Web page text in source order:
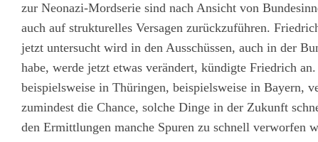
zur Neonazi-Mordserie sind nach Ansicht von
auch auf strukturelles Versagen zurückzuführen.
jetzt untersucht wird in den Ausschüssen, auch in der
habe, werde jetzt etwas verändert, kündigte Friedrich
beispielsweise in Thüringen, beispielsweise in Bayern,
zumindest die Chance, solche Dinge in der Zukunft
den Ermittlungen manche Spuren zu schnell verworfen